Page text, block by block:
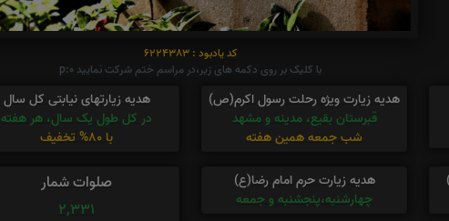
کد یادبود : 6224383
با کلیک بر روی دکمه های زیر،در مراسم ختم شرکت نمایید p:0
هدیه زیارت ویژه رحلت رسول اکرم(ص)
قبرستان بقیع، مدینه و مشهد
شب جمعه همین هفته
هدیه زیارتهای نیابتی کل سال
در کل طول یک سال، هر هفته
با 80% تخفیف
هدیه زیارت حرم امام رضا(ع)
چهارشنبه،پنجشنبه و جمعه
صلوات شمار
2,331